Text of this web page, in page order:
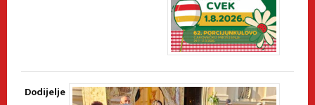
Dodijelje